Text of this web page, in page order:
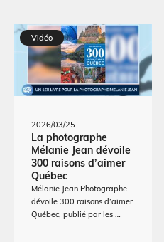
Vidéo
2026/03/25
La photographe
Mélanie Jean dévoile
300 raisons d’aimer
Québec
Mélanie Jean Photographe
dévoile 300 raisons d’aimer
Québec, publié par les …